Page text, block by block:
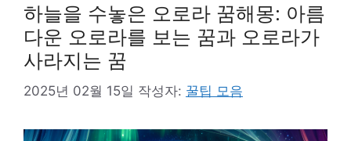
하늘을 수놓은 오로라 꿈해몽: 아름
다운 오로라를 보는 꿈과 오로라가
사라지는 꿈
2025년 02월 15일 작성자: 꿀팁 모음